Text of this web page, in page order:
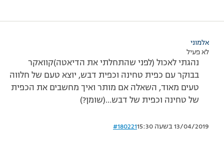
אלמוני
לא פעיל
נהגתי לאכול (לפני שהתחלתי את הדיאטה)קוואקר
בבוקר עם כפית טחינה וכפית דבש, יוצא טעם של חלווה
טעים מאוד, השאלה אם מותר ואיך מחשבים את הכפית
של טחינה וכפית של דבש…(שומן?)
13/04/2019 בשעה 15:30 #180221